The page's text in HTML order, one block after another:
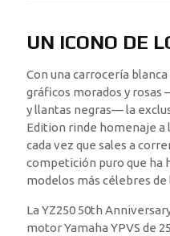
UN ICONO DE
Con una carrocería
gráficos morados y rosas
y llantas negras— la
Edition rinde homenaje a
cada vez que sales a
competición puro que ha
modelos más célebres
La YZ250 50th
motor Yamaha YPVS de